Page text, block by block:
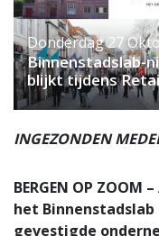
Donderdag 27
Binnenstadslab-
blijkt tijdens
INGEZONDEN
BERGEN OP
het
gevestigde